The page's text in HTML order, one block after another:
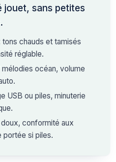
jouet, sans petites
tons chauds et tamisés
réglable.
océan, volume
USB ou piles, minuterie
conformité aux
portée si piles.